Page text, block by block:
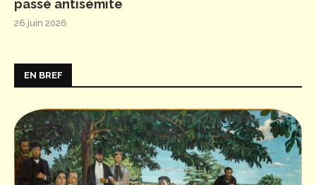
passé antisémite
26 juin 2026
EN BREF